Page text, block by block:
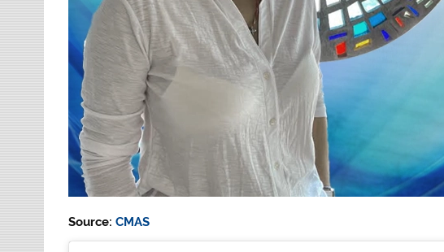
Source:CMAS